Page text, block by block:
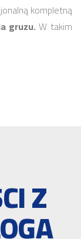
kompletną
gruzu. W takim
Z